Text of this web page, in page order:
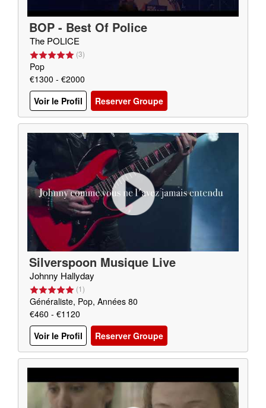
BOP - Best Of Police
The POLICE
(3)
Pop
€1300 - €2000
Voir le Profil
Reserver Groupe
Silverspoon Musique Live
Johnny Hallyday
(1)
Généraliste, Pop, Années 80
€460 - €1120
Voir le Profil
Reserver Groupe